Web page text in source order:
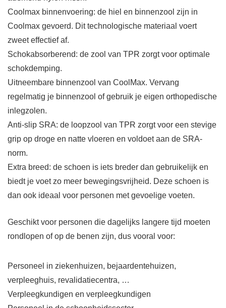
Coolmax binnenvoering: de hiel en binnenzool zijn in
Coolmax gevoerd. Dit technologische materiaal voert
zweet effectief af.
Schokabsorberend: de zool van TPR zorgt voor optimale
schokdemping.
Uitneembare binnenzool van CoolMax. Vervang
regelmatig je binnenzool of gebruik je eigen orthopedische
inlegzolen.
Anti-slip SRA: de loopzool van TPR zorgt voor een stevige
grip op droge en natte vloeren en voldoet aan de SRA-
norm.
Extra breed: de schoen is iets breder dan gebruikelijk en
biedt je voet zo meer bewegingsvrijheid. Deze schoen is
dan ook ideaal voor personen met gevoelige voeten.
Geschikt voor personen die dagelijks langere tijd moeten
rondlopen of op de benen zijn, dus vooral voor:
Personeel in ziekenhuizen, bejaardentehuizen,
verpleeghuis, revalidatiecentra, …
Verpleegkundigen en verpleegkundigen